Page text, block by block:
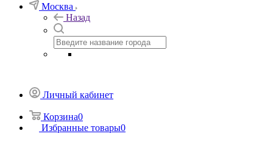
Москва
Назад
Личный кабинет
Корзина0
Избранные товары0